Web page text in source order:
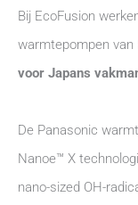
Bij EcoFusion
warmtepompen van
voor Japans
De Panasonic
Nanoe™ X
nano-sized OH-